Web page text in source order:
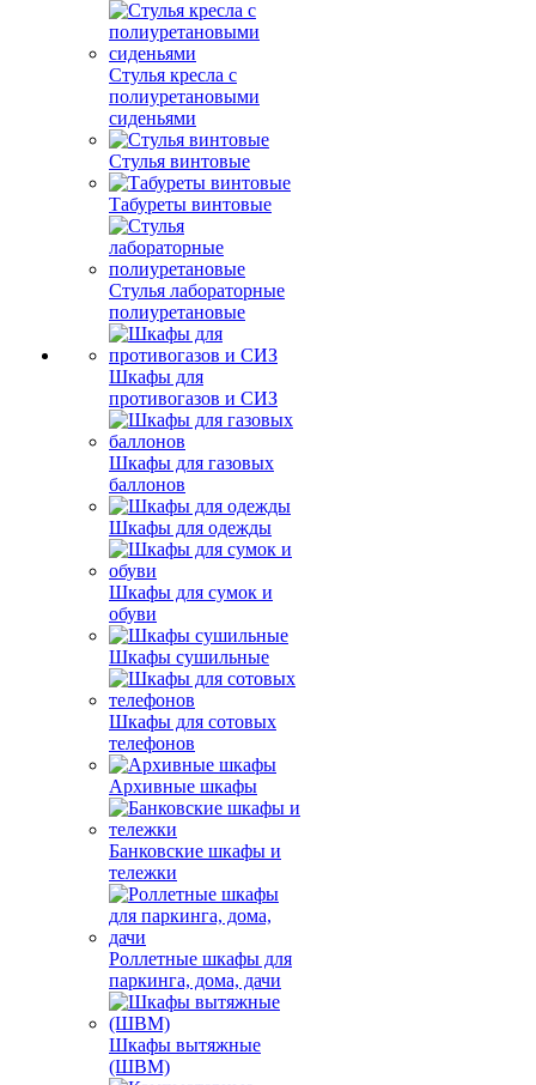
Стулья кресла с
полиуретановыми
сиденьями
Стулья винтовые
Табуреты винтовые
Стулья лабораторные
полиуретановые
Шкафы для
противогазов и СИЗ
Шкафы для газовых
баллонов
Шкафы для одежды
Шкафы для сумок и
обуви
Шкафы сушильные
Шкафы для сотовых
телефонов
Архивные шкафы
Банковские шкафы и
тележки
Роллетные шкафы для
паркинга, дома, дачи
Шкафы вытяжные
(ШВМ)